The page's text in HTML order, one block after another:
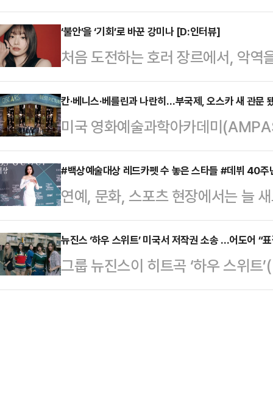
교생과 흑마술 동아리 소녀들의 사
녀들과 학교괴담: 개교기념일’(이하
유쾌하게 비틀었던 김민하 감독이
지, 이여름, 이화원, 유선호가 합류
이 시리즈의 두 번째 항해는 한 편의
들’이 개봉 당시 ‘베놈 2’, ‘글래디
‘불안’을 ‘기회’로 바꾼 강미나 [D:인터뷰]
처음 도전하는 호러 장르에서, 악역
나 강미나는 잘 못 보는 호러 영화
바라보면서 자연스럽게 ‘기리고’에
리고의 저주로 인해 죽음을 예고받
스 ‘기리고’에서 뛰어난 외모로 주
잘 못 본다”는 강미나였지만, ‘기리
려움을 이겨나갔다.“귀신이 등장하
‘기리고’를 찍…
칸·베니스·베를린과 나란히…부국제, 오스카 새 관문
미국 영화예술과학아카데미
장편영화상 출품 규정을 손 본다.
에서 벗어나, 세계 주요 국제영화제
부여하기로 하면서다. 여기에 부산
하게 포함되며 국제 영화계에서의
과학아카데미는 제99회 아카데미
영화상 출품 기준을 확대했다. 기존
정위원회가 자국 대표 영화 한 편을
#백상예술대상 레드카펫 수 놓은 스타들 #데뷔 40
연예, 문화, 스포츠 현장에서는 늘
<주간 사진관>은 일주일 동안 현장
히 주목받은 사진을 한 번에 독자
>백상예술대상 레드카펫 행사가
들이 시선을 사로잡았다. 세계적인
뉴진스 ‘하우 스위트’ 미국서 저작권 소송 …어도어 “
그룹 뉴진스이 히트곡 ‘하우 스위
일(현지시간) 빌보드에 따르면 작